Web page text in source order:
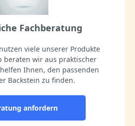
Fachberatung
viele unserer Produkte
beraten wir aus praktischer
Ihnen, den passenden
Backstein zu finden.
anfordern